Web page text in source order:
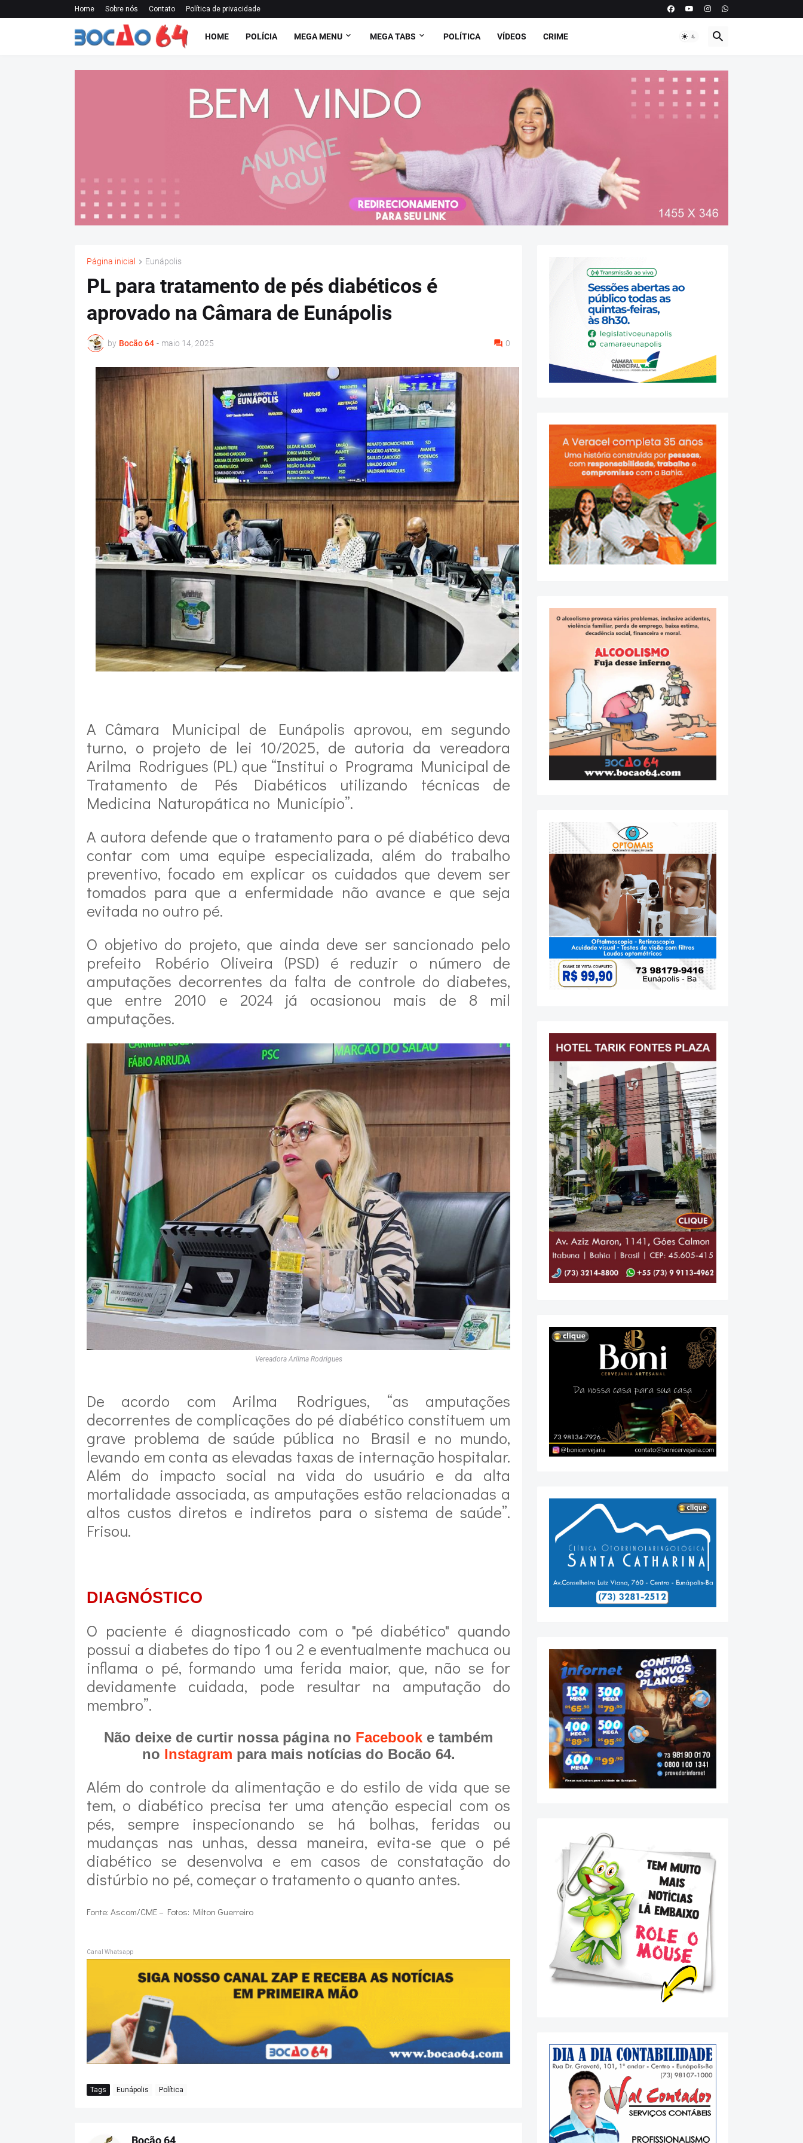
Home Sobre nós Contato Política de privacidade
HOME POLÍCIA MEGA MENU MEGA TABS POLÍTICA VÍDEOS CRIME
Página inicial Eunápolis
PL para tratamento de pés diabéticos é
aprovado na Câmara de Eunápolis
by Bocão 64 - maio 14, 2025 0
A Câmara Municipal de Eunápolis aprovou, em segundo
turno, o projeto de lei 10/2025, de autoria da vereadora
Arilma Rodrigues (PL) que “Institui o Programa Municipal de
Tratamento de Pés Diabéticos utilizando técnicas de
Medicina Naturopática no Município”.
A autora defende que o tratamento para o pé diabético deva
contar com uma equipe especializada, além do trabalho
preventivo, focado em explicar os cuidados que devem ser
tomados para que a enfermidade não avance e que seja
evitada no outro pé.
O objetivo do projeto, que ainda deve ser sancionado pelo
prefeito Robério Oliveira (PSD) é reduzir o número de
amputações decorrentes da falta de controle do diabetes,
que entre 2010 e 2024 já ocasionou mais de 8 mil
amputações.
Vereadora Arilma Rodrigues
De acordo com Arilma Rodrigues, “as amputações
decorrentes de complicações do pé diabético constituem um
grave problema de saúde pública no Brasil e no mundo,
levando em conta as elevadas taxas de internação hospitalar.
Além do impacto social na vida do usuário e da alta
mortalidade associada, as amputações estão relacionadas a
altos custos diretos e indiretos para o sistema de saúde”.
Frisou.
DIAGNÓSTICO
O paciente é diagnosticado com o "pé diabético" quando
possui a diabetes do tipo 1 ou 2 e eventualmente machuca ou
inflama o pé, formando uma ferida maior, que, não se for
devidamente cuidada, pode resultar na amputação do
membro”.
Não deixe de curtir nossa página no Facebook e também
no Instagram para mais notícias do Bocão 64.
Além do controle da alimentação e do estilo de vida que se
tem, o diabético precisa ter uma atenção especial com os
pés, sempre inspecionando se há bolhas, feridas ou
mudanças nas unhas, dessa maneira, evita-se que o pé
diabético se desenvolva e em casos de constatação do
distúrbio no pé, começar o tratamento o quanto antes.
Fonte: Ascom/CME – Fotos: Milton Guerreiro
Canal Whatsapp
Tags Eunápolis Política
Bocão 64